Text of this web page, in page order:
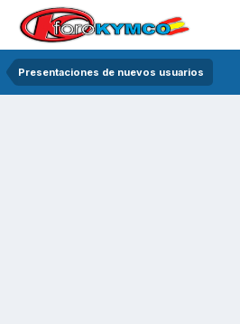
Presentaciones de nuevos usuarios